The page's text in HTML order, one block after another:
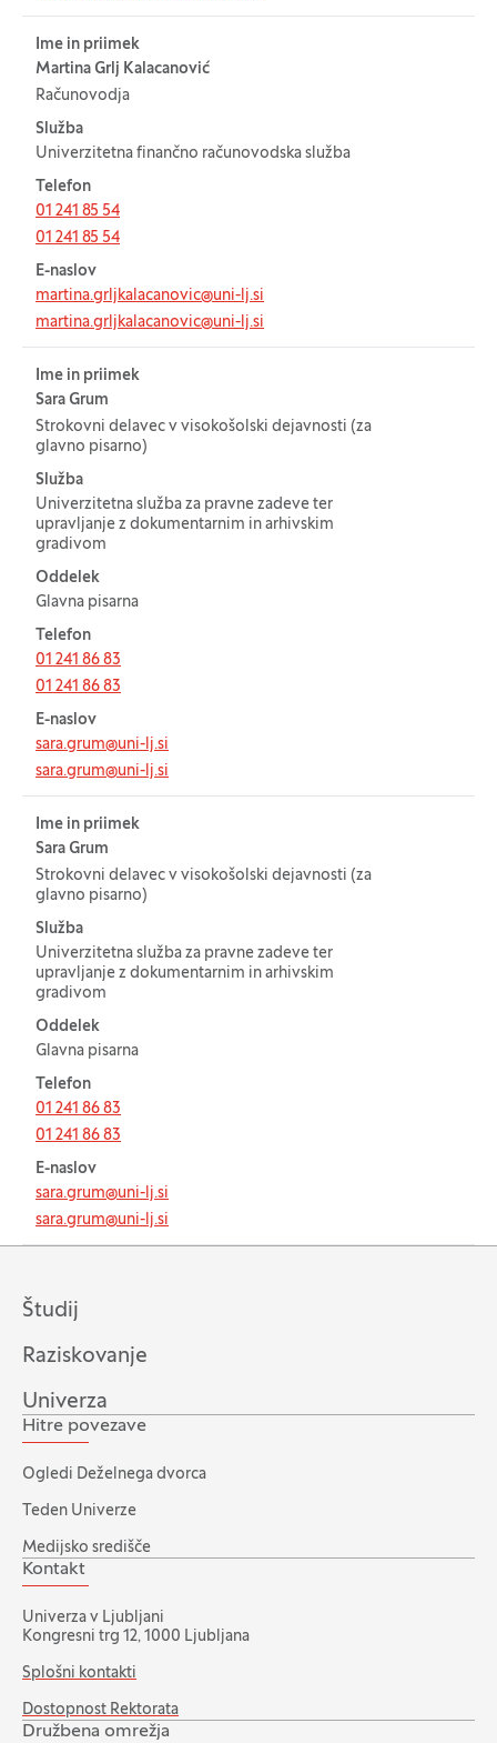
Ime in priimek
Martina Grlj Kalacanović
Računovodja
Služba
Univerzitetna finančno računovodska služba
Telefon
01 241 85 54
01 241 85 54
E-naslov
martina.grljkalacanovic@uni-lj.si
martina.grljkalacanovic@uni-lj.si
Ime in priimek
Sara Grum
Strokovni delavec v visokošolski dejavnosti (za
glavno pisarno)
Služba
Univerzitetna služba za pravne zadeve ter
upravljanje z dokumentarnim in arhivskim
gradivom
Oddelek
Glavna pisarna
Telefon
01 241 86 83
01 241 86 83
E-naslov
sara.grum@uni-lj.si
sara.grum@uni-lj.si
Ime in priimek
Sara Grum
Strokovni delavec v visokošolski dejavnosti (za
glavno pisarno)
Služba
Univerzitetna služba za pravne zadeve ter
upravljanje z dokumentarnim in arhivskim
gradivom
Oddelek
Glavna pisarna
Telefon
01 241 86 83
01 241 86 83
E-naslov
sara.grum@uni-lj.si
sara.grum@uni-lj.si
Študij
Raziskovanje
Univerza
Hitre povezave
Ogledi Deželnega dvorca
Teden Univerze
Medijsko središče
Kontakt
Univerza v Ljubljani
Kongresni trg 12, 1000 Ljubljana
Splošni kontakti
Dostopnost Rektorata
Družbena omrežja